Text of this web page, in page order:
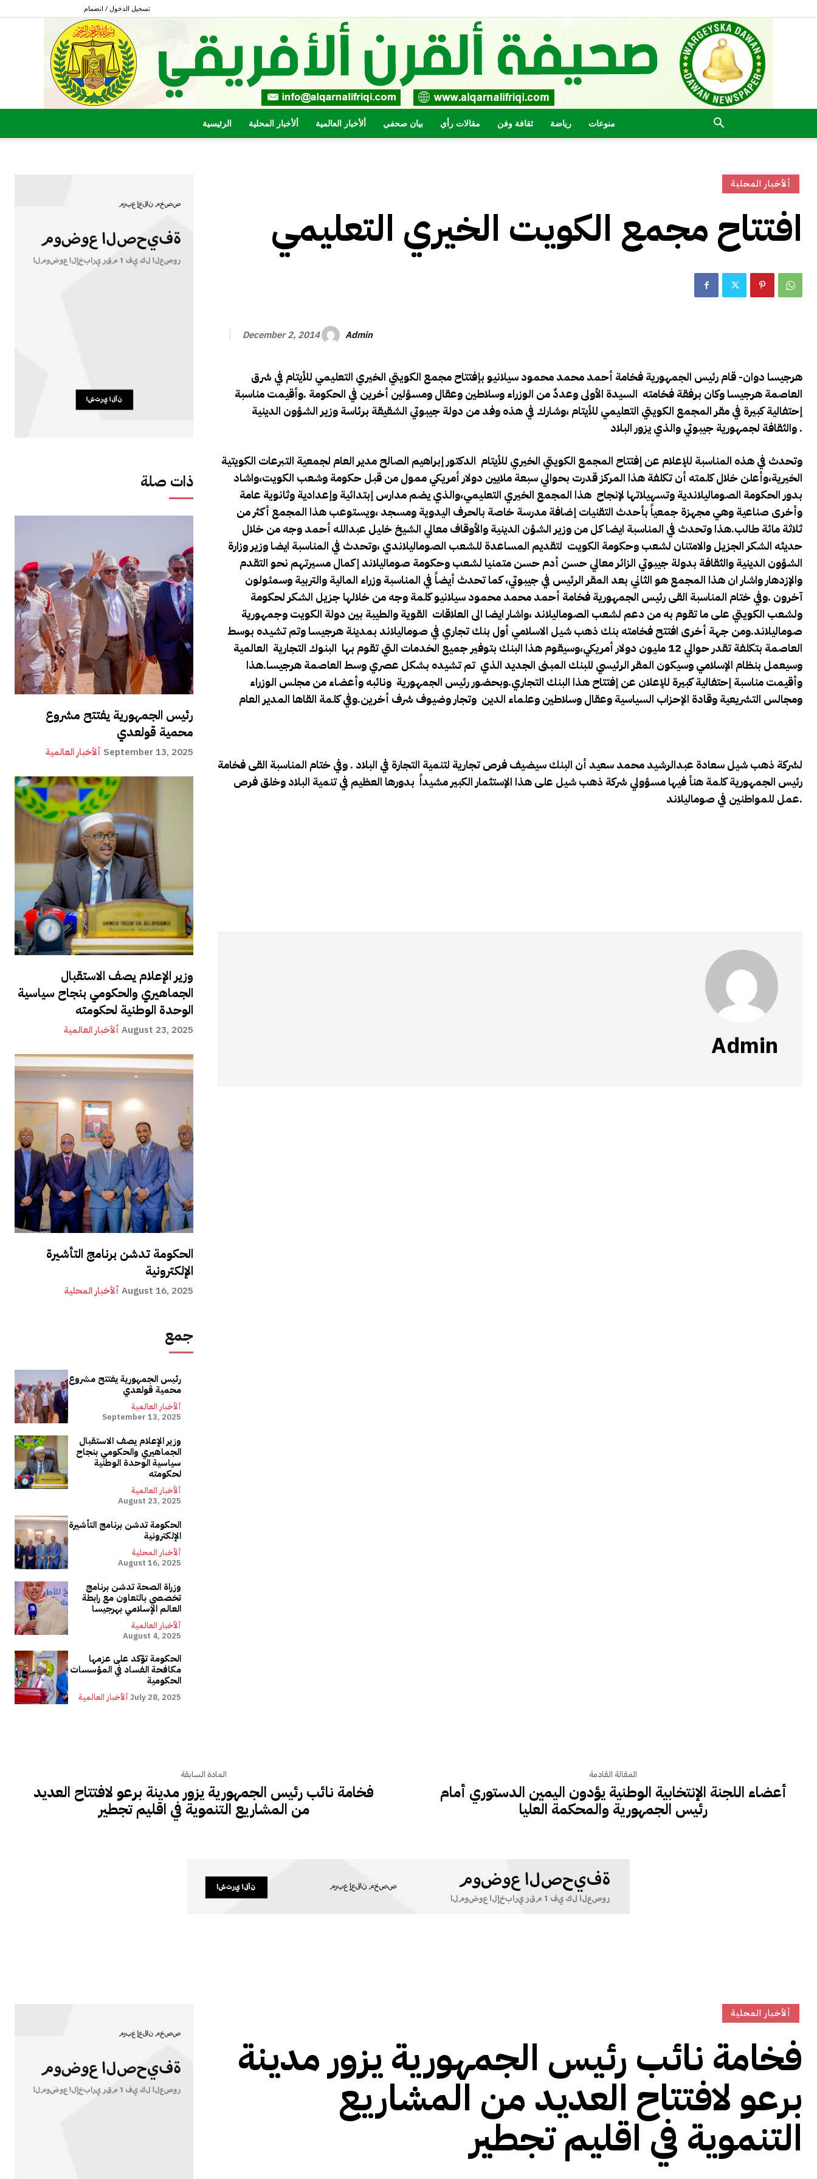
تسجيل الدخول / انضمام
القرن
الرئيسية ألأخبار المحلية ألأخبار العالمية بيان صحفي مقالات رأي ثقافة وفن رياضة منوعات
ذات صلة
رئيس الجمهورية يفتتح مشروع
محمية قولعدي
ألأخبار العالمية September 13, 2025
وزير الإعلام يصف الاستقبال
الجماهيري والحكومي بنجاح سياسية
الوحدة الوطنية لحكومته
ألأخبار العالمية August 23, 2025
الحكومة تدشن برنامج التأشيرة
الإلكترونية
ألأخبار المحلية August 16, 2025
جمع
رئيس الجمهورية يفتتح مشروع
محمية قولعدي
ألأخبار العالمية
September 13, 2025
وزير الإعلام يصف الاستقبال
الجماهيري والحكومي بنجاح
سياسية الوحدة الوطنية
لحكومته
ألأخبار العالمية
August 23, 2025
الحكومة تدشن برنامج التأشيرة
الإلكترونية
ألأخبار المحلية
August 16, 2025
وزراة الصحة تدشن برنامج
تخصصي بالتعاون مع رابطة
العالم الإسلامي بهرجيسا
ألأخبار العالمية
August 4, 2025
الحكومة تؤكد على عزمها
مكافحة الفساد في المؤسسات
الحكومية
ألأخبار العالمية July 28, 2025
ألأخبار المحلية
افتتاح مجمع الكويت الخيري التعليمي
December 2, 2014 Admin
هرجيسا دوان- قام رئيس الجمهورية فخامة أحمد محمد محمود سيلانيو بإفتتاح مجمع الكويتي الخيري التعليمي للأيتام في شرق
العاصمة هرجيسا وكان برفقة فخامته السيدة الأولى وعددٌ من الوزراء وسلاطين وعقال ومسؤلين أخرين في الحكومة .وأقيمت مناسبة
إحتفالية كبيرة في مقر المجمع الكويتي التعليمي للأيتام ،وشارك في هذه وفد من دولة جيبوتي الشقيقة برئاسة وزير الشؤون الدينية
والثقافة لجمهورية جيبوتي والذي يزور البلاد .
وتحدث في هذه المناسبة للإعلام عن إفتتاح المجمع الكويتي الخيري للأيتام الدكتور إبراهيم الصالح مدير العام لجمعية التبرعات الكويتية
الخيرية،وأعلن خلال كلمته أن تكلفة هذا المركز قدرت بحوالي سبعة ملايين دولار أمريكي ممول من قبل حكومة وشعب الكويت،واشاد
بدور الحكومة الصوماليلاندية وتسهيلاتها لإنجاح هذا المجمع الخيري التعليمي،والذي يضم مدارس إبتدائية وإعدادية وثانوية عامة
وأخرى صناعية وهي مجهزة جمعياً بأحدث التقنيات إضافة مدرسة خاصة بالحرف اليدوية ومسجد ،ويستوعب هذا المجمع أكثر من
ثلاثة مائة طالب.هذا وتحدث في المناسبة ايضا كل من وزير الشؤن الدينية والأوقاف معالي الشيخ خليل عبدالله أحمد وجه من خلال
حديثه الشكر الجزيل والامتنان لشعب وحكومة الكويت لتقديم المساعدة للشعب الصوماليلاندي ،وتحدث في المناسبة ايضا وزير وزارة
الشؤون الدينية والثقافة بدولة جيبوتي الزائر معالي حسن أدم حسن متمنيا لشعب وحكومة صوماليلاند إكمال مسيرتهم نحو التقدم
والإزدهار واشار ان هذا المجمع هو الثاني بعد المقر الرئيس في جيبوتي، كما تحدث أيضاً في المناسبة وزراء المالية والتربية وسمئولون
آخرون .وفي ختام المناسبة القى رئيس الجمهورية فخامة أحمد محمد محمود سيلانيو كلمة وجه من خلالها جزيل الشكر لحكومة
ولشعب الكويتي على ما تقوم به من دعم لشعب الصوماليلاند ،واشار ايضا الى العلاقات القوية والطيبة بين دولة الكويت وجمهورية
صوماليلاند.ومن جهة أخرى افتتح فخامته بنك ذهب شيل الاسلامي أول بنك تجاري في صوماليلاند بمدينة هرجيسا وتم تشيده بوسط
العاصمة بتكلفة تقدر حوالي 12 مليون دولار أمريكي،وسيقوم هذا البنك بتوفير جميع الخدمات التي تقوم بها البنوك التجارية العالمية
وسيعمل بنظام الإسلامي وسيكون المقر الرئيسي للبنك المبنى الجديد الذي تم تشيده بشكل عصري وسط العاصمة هرجيسا.هذا
وأقيمت مناسبة إحتفالية كبيرة للإعلان عن إفتتاح هذا البنك التجاري.وبحضور رئيس الجمهورية ونائبه وأعضاء من مجلس الوزراء
ومجالس التشريعية وقادة الإحزاب السياسية وعقال وسلاطين وعلماء الدين وتجار وضيوف شرف أخرين.وفي كلمة القاها المدير العام
لشركة ذهب شيل سعادة عبدالرشيد محمد سعيد أن البنك سيضيف فرص تجارية لتنمية التجارة في البلاد . وفي ختام المناسبة القى فخامة
رئيس الجمهورية كلمة هنأ فيها مسؤولي شركة ذهب شيل على هذا الإستثمار الكبير مشيداً بدورها العظيم في تنمية البلاد وخلق فرص
عمل للمواطنين في صوماليلاند.
Admin
المادة السابقة
فخامة نائب رئيس الجمهورية يزور مدينة برعو لافتتاح العديد
من المشاريع التنموية في اقليم تجطير
المقالة القادمة
أعضاء اللجنة الإنتخابية الوطنية يؤدون اليمين الدستوري أمام
رئيس الجمهورية والمحكمة العليا